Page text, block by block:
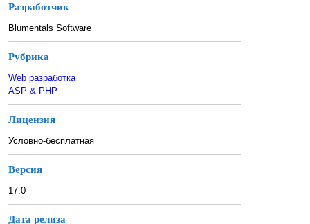
Разработчик
Blumentals Software
Рубрика
Web разработка
ASP & PHP
Лицензия
Условно-бесплатная
Версия
17.0
Дата релиза